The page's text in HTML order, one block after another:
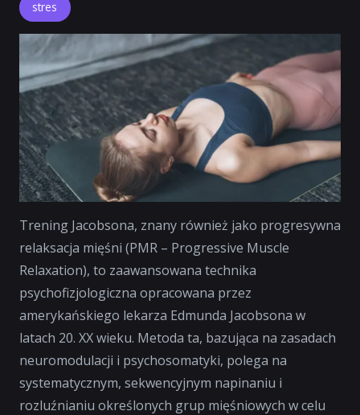
stres
Trening Jacobsona, znany również jako progresywna
relaksacja mięśni (PMR – Progressive Muscle
Relaxation), to zaawansowana technika
psychofizjologiczna opracowana przez
amerykańskiego lekarza Edmunda Jacobsona w
latach 20. XX wieku. Metoda ta, bazująca na zasadach
neuromodulacji i psychosomatyki, polega na
systematycznym, sekwencyjnym napinaniu i
rozluźnianiu określonych grup mięśniowych w celu